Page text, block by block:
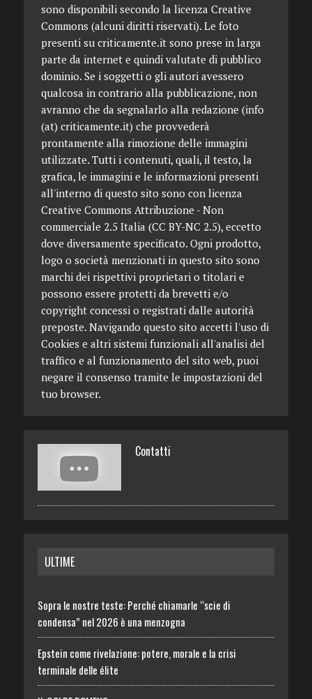
sono disponibili secondo la licenza Creative
Commons (alcuni diritti riservati). Le foto
presenti su criticamente.it sono prese in larga
parte da internet e quindi valutate di pubblico
dominio. Se i soggetti o gli autori avessero
qualcosa in contrario alla pubblicazione, non
avranno che da segnalarlo alla redazione (info
(at) criticamente.it) che provvederà
prontamente alla rimozione delle immagini
utilizzate. Tutti i contenuti, quali, il testo, la
grafica, le immagini e le informazioni presenti
all'interno di questo sito sono con licenza
Creative Commons Attribuzione - Non
commerciale 2.5 Italia (CC BY-NC 2.5), eccetto
dove diversamente specificato. Ogni prodotto,
logo o società menzionati in questo sito sono
marchi dei rispettivi proprietari o titolari e
possono essere protetti da brevetti e/o
copyright concessi o registrati dalle autorità
preposte. Navigando questo sito accetti l'uso di
Cookies e altri sistemi funzionali all'analisi del
traffico e al funzionamento del sito web, puoi
negare il consenso tramite le impostazioni del
tuo browser.
Contatti
ULTIME
Sopra le nostre teste: Perché chiamarle “scie di
condensa” nel 2026 è una menzogna
Epstein come rivelazione: potere, morale e la crisi
terminale delle élite